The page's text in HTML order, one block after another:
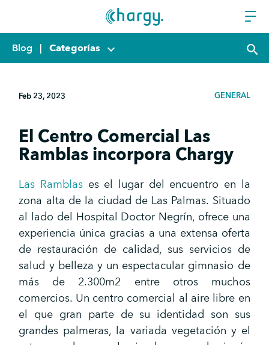
Blog | Categorías keyboard_arrow_down search
Feb 23, 2023 GENERAL
El Centro Comercial Las
Ramblas incorpora Chargy
Las Ramblas es el lugar del encuentro en la
zona alta de la ciudad de Las Palmas. Situado
al lado del Hospital Doctor Negrín, ofrece una
experiencia única gracias a una extensa oferta
de restauración de calidad, sus servicios de
salud y belleza y un espectacular gimnasio de
más de 2.300m2 entre otros muchos
comercios. Un centro comercial al aire libre en
el que gran parte de su identidad son sus
grandes palmeras, la variada vegetación y el